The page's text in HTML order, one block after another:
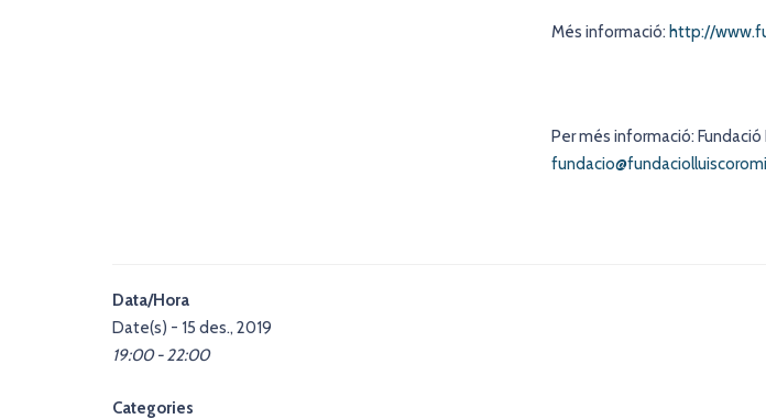
Més informació: http://
Per més informació:
Data/Hora
Date(s) - 15 des., 2019
19:00 - 22:00
Categories